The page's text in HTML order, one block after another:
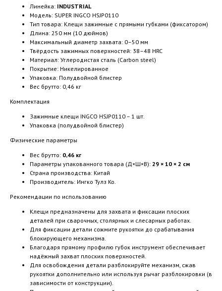
Линейка: INDUSTRIAL
Модель: SUPER INGCO HSJP0110
Тип товара: Клещи зажимные с прямыми губками (фиксатором)
Длина: 250 мм (10 дюймов)
Максимальный диаметр захвата: 0–50 мм
Твёрдость зажимных поверхностей: 38–48 HRC
Материал: Углеродистая сталь (Carbon steel)
Покрытие: Никелированное
Упаковка: Полудвойной блистер
Вес брутто: 0,46 кг
Комплектация
Зажимные клещи INGCO HSJP0110 – 1 шт.
Упаковка (полудвойной блистер)
Физические параметры
Вес брутто: 0,46 кг
Параметры упакованного товара (Д×Ш×В): 29 × 10 × 2 см
Страна производства: Китай
Производитель: Ингко Тулз Ко.
Рекомендации по использованию
Клещи предназначены для захвата и фиксации плоских
деталей при сварочных, столярных и слесарных работах.
Для фиксации детали сожмите рукоятки до срабатывания
блокирующего механизма.
Благодаря прямому профилю губок инструмент обеспечивает
надёжный захват плоских поверхностей.
Для освобождения детали разблокируйте механизм, сжав
рукоятки дополнительно или используя рычаг разблокировки (в
зависимости от конструкции).